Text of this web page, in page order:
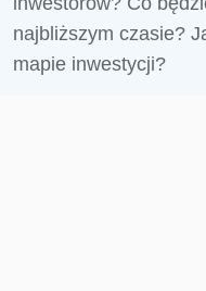
najbliższym czasie?
mapie inwestycji?